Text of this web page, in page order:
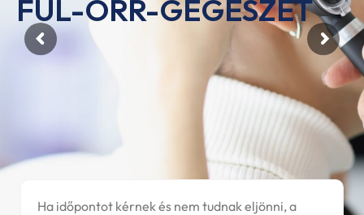
FÜL-ORR-GÉGÉSZET
Ha időpontot kérnek és nem tudnak eljönni, a